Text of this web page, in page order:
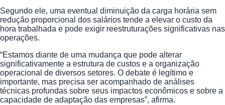
Segundo ele, uma eventual diminuição da carga horária sem
redução proporcional dos salários tende a elevar o custo da
hora trabalhada e pode exigir reestruturações significativas nas
operações.
“Estamos diante de uma mudança que pode alterar
significativamente a estrutura de custos e a organização
operacional de diversos setores. O debate é legítimo e
importante, mas precisa ser acompanhado de análises
técnicas profundas sobre seus impactos econômicos e sobre a
capacidade de adaptação das empresas”, afirma.